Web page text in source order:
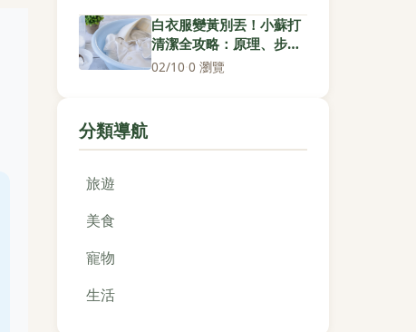
白衣服變黃別丟！小蘇打
清潔全攻略：原理、步
驟、常見問題一次看
02/10·0 瀏覽
分類導航
旅遊
美食
寵物
生活